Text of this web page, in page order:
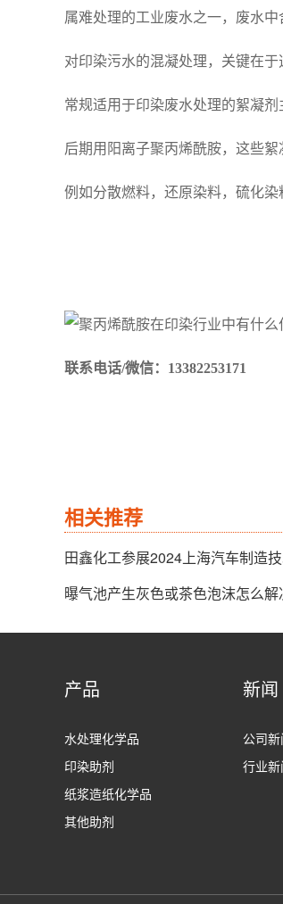
属难处理的工业废水之一，废水
对印染污水的混凝处理，关键在于
常规适用于印染废水处理的絮凝
后期用阳离子聚丙烯酰胺，这些
例如分散燃料，还原染料，硫化染
联系电话/微信：13382253171
相关推荐
田鑫化工参展2024上海汽车制造
曝气池产生灰色或茶色泡沫怎么解
产品
水处理化学品
印染助剂
纸浆造纸化学品
其他助剂
新闻
公司新
行业新